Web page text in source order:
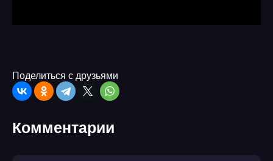
Поделиться с друзьями
Комментарии